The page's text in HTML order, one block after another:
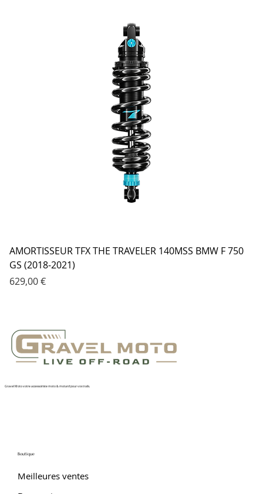
AMORTISSEUR TFX THE TRAVELER 140MSS BMW F 750
GS (2018-2021)
Prix
629,00 €
Gravel Moto votre accessoiriste moto & motard pour vos trails.
Boutique
Meilleures ventes